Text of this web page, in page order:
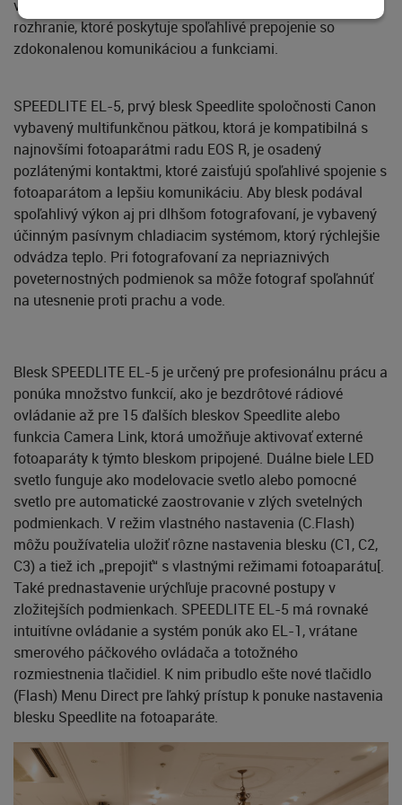
vďaka multifunkčnej pätici1 Canon predstavujúcej nové
rozhranie, ktoré poskytuje spoľahlivé prepojenie so
zdokonalenou komunikáciou a funkciami.
SPEEDLITE EL-5, prvý blesk Speedlite spoločnosti Canon
vybavený multifunkčnou pätkou, ktorá je kompatibilná s
najnovšími fotoaparátmi radu EOS R, je osadený
pozlátenými kontaktmi, ktoré zaisťujú spoľahlivé spojenie s
fotoaparátom a lepšiu komunikáciu. Aby blesk podával
spoľahlivý výkon aj pri dlhšom fotografovaní, je vybavený
účinným pasívnym chladiacim systémom, ktorý rýchlejšie
odvádza teplo. Pri fotografovaní za nepriaznivých
poveternostných podmienok sa môže fotograf spoľahnúť
na utesnenie proti prachu a vode.
Blesk SPEEDLITE EL-5 je určený pre profesionálnu prácu a
ponúka množstvo funkcií, ako je bezdrôtové rádiové
ovládanie až pre 15 ďalších bleskov Speedlite alebo
funkcia Camera Link, ktorá umožňuje aktivovať externé
fotoaparáty k týmto bleskom pripojené. Duálne biele LED
svetlo funguje ako modelovacie svetlo alebo pomocné
svetlo pre automatické zaostrovanie v zlých svetelných
podmienkach. V režim vlastného nastavenia (C.Flash)
môžu používatelia uložiť rôzne nastavenia blesku (C1, C2,
C3) a tiež ich „prepojiť“ s vlastnými režimami fotoaparátu[.
Také prednastavenie urýchľuje pracovné postupy v
zložitejších podmienkach. SPEEDLITE EL-5 má rovnaké
intuitívne ovládanie a systém ponúk ako EL-1, vrátane
smerového páčkového ovládača a totožného
rozmiestnenia tlačidiel. K nim pribudlo ešte nové tlačidlo
(Flash) Menu Direct pre ľahký prístup k ponuke nastavenia
blesku Speedlite na fotoaparáte.